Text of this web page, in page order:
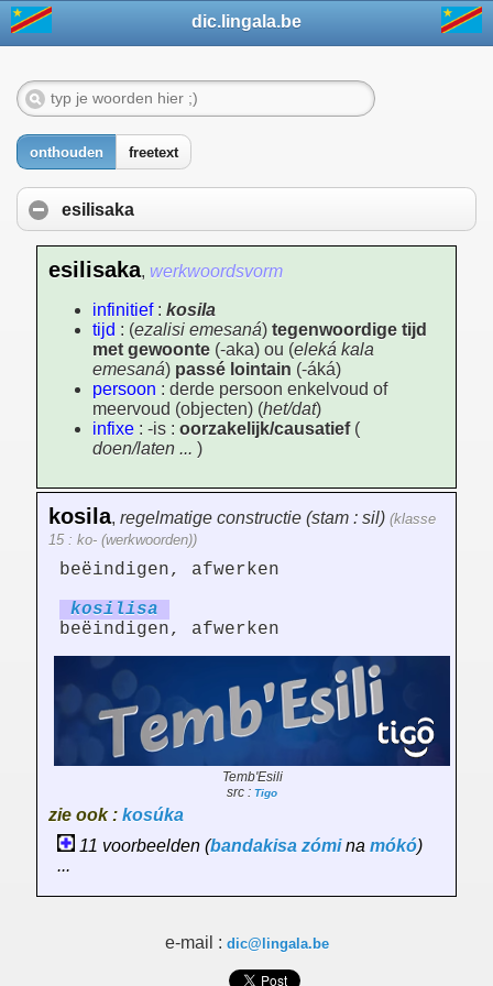
dic.lingala.be
onthouden freetext
esilisaka
esilisaka, werkwoordsvorm
infinitief: kosila
tijd : (ezalisi emesaná) tegenwoordige tijd
met gewoonte (-aka) ou (eleká kala
emesaná) passé lointain (-áká)
persoon : derde persoon enkelvoud of
meervoud (objecten) (het/dat)
infixe : -is : oorzakelijk/causatief(
doen/laten ... )
kosila, regelmatige constructie (stam : sil) (klasse
15 : ko- (werkwoorden))
beëindigen, afwerken
kosilisa
beëindigen, afwerken
Temb'Esili
src : Tigo
zie ook : kosúka
11 voorbeelden (bandakisa zómina mókó)
...
e-mail : dic@lingala.be